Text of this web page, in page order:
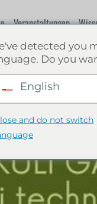
Veranstaltungen
detected you
Do you
English
and do not switch